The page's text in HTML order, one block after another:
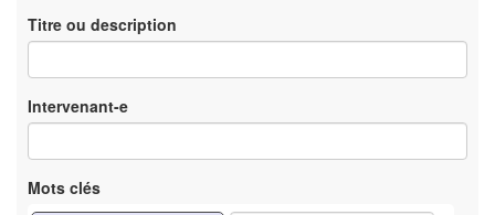
Titre ou description
Intervenant-e
Mots clés